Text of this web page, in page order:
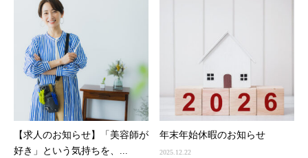
【求人のお知らせ】「美容師が
好き」という気持ちを、...
年末年始休暇のお知らせ
2025.12.22